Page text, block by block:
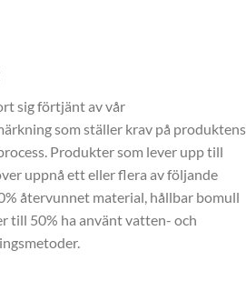
sig förtjänt av vår
som ställer krav på produktens
Produkter som lever upp till
uppnå ett eller flera av följande
återvunnet material, hållbar bomull
till 50% ha använt vatten- och